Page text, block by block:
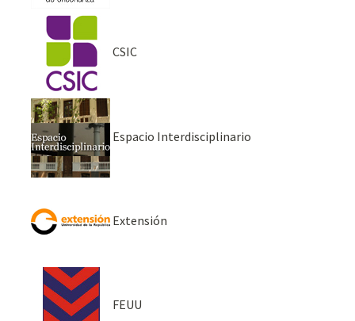
CSIC
Espacio Interdisciplinario
Extensión
FEUU